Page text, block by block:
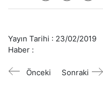
Yayın Tarihi : 23/02/2019
Haber :
Önceki Sonraki